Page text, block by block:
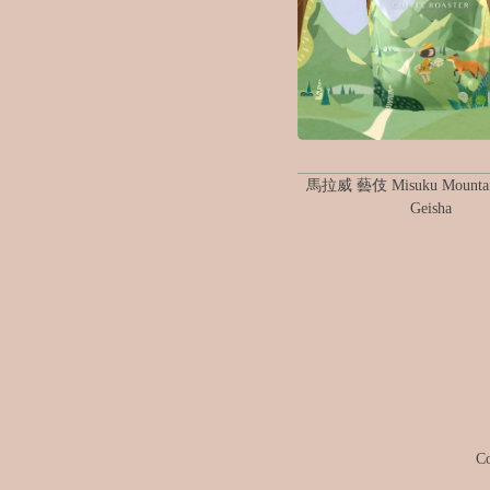
馬拉威 藝伎 Misuku
Geisha